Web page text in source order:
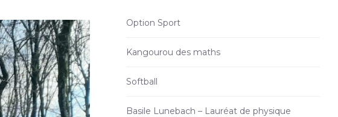
Option Sport
Kangourou des maths
Softball
Basile Lunebach – Lauréat de physique